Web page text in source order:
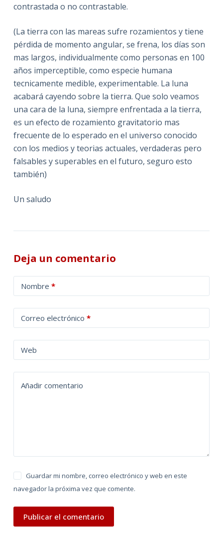
contrastada o no contrastable.
(La tierra con las mareas sufre rozamientos y tiene
pérdida de momento angular, se frena, los días son
mas largos, individualmente como personas en 100
años imperceptible, como especie humana
tecnicamente medible, experimentable. La luna
acabará cayendo sobre la tierra. Que solo veamos
una cara de la luna, siempre enfrentada a la tierra,
es un efecto de rozamiento gravitatorio mas
frecuente de lo esperado en el universo conocido
con los medios y teorias actuales, verdaderas pero
falsables y superables en el futuro, seguro esto
también)
Un saludo
Deja un comentario
Nombre *
Correo electrónico *
Web
Añadir comentario
Guardar mi nombre, correo electrónico y web en este
navegador la próxima vez que comente.
Publicar el comentario
l
t
a
t